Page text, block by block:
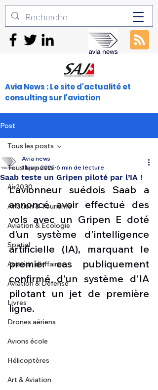
Avia News : Le site d'actualité et
consulting sur l'aviation
Post
Tous les posts
Air2030
Aviation & Tourisme
Aviation & Ecologie
Spatial
Aviation d'affaires
Aviation & Défense
Livres
Drones aériens
Avions école
Hélicoptères
Art & Aviation
Tous les posts
Saab teste un Gripen piloté par l’IA !
Avia news
11 juin 2025 6 min de lecture
L’avionneur suédois Saab a
annoncé avoir effectué des
vols avec un Gripen E doté
d’un système d'intelligence
artificielle (IA), marquant le
premier cas publiquement
confirmé d'un système d'IA
pilotant un jet de première
ligne.